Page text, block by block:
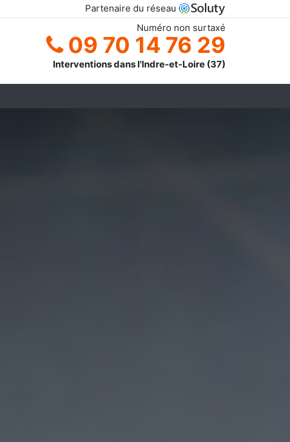
Partenaire du réseau
Numéro non surtaxé
09 70 14 76 29
Interventions dans l'Indre-et-Loire (37)